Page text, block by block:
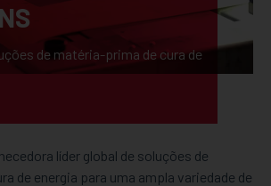
de matéria-prima de cura de
líder global de soluções de
de energia para uma ampla variedade de